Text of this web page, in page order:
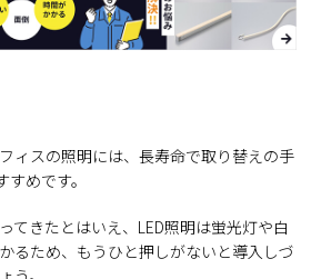
ィスの照明には、長寿命で取り替えの手
めです。
てきたとはいえ、LED照明は蛍光灯や白
るため、もうひと押しがないと導入しづ